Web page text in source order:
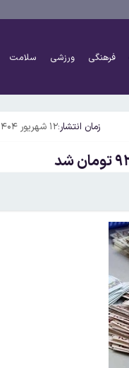
فرهنگی ورزشی سلامت
زمان انتشار:۱۲ شهریور ۱۴۰۴